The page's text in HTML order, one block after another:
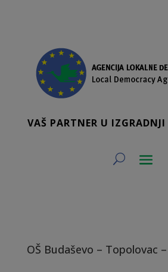
VAŠ PARTNER U IZGRADNJI
OŠ Budaševo – Topolovac